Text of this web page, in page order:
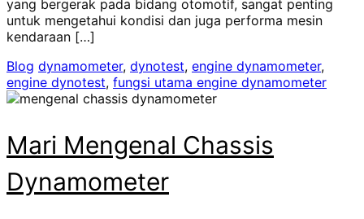
yang bergerak pada bidang otomotif, sangat penting
untuk mengetahui kondisi dan juga performa mesin
kendaraan […]
Blog dynamometer, dynotest, engine dynamometer,
engine dynotest, fungsi utama engine dynamometer
Mari Mengenal Chassis
Dynamometer